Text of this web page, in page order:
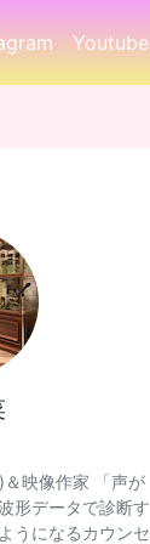
Youtube
映像作家 「声が
形データで診断す
うになるカウンセ